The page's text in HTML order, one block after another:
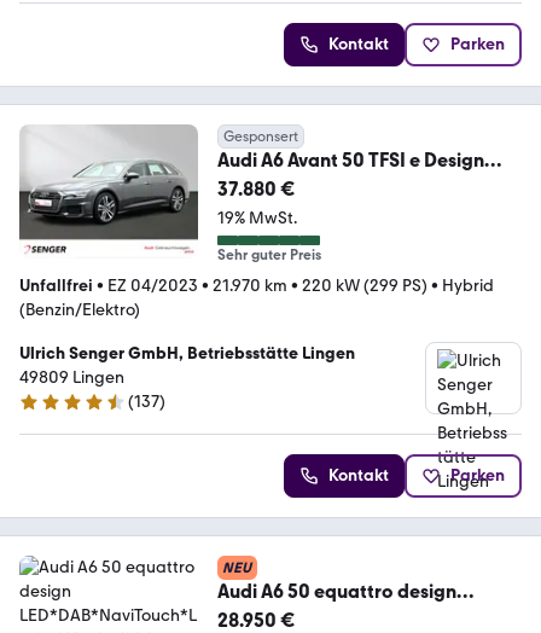
Kontakt Parken
Gesponsert
Audi A6 Avant 50 TFSI e Design
quattro S tronic B&O
37.880 €
19% MwSt.
Sehr guter Preis
Unfallfrei • EZ 04/2023 • 21.970 km • 220 kW (299 PS) • Hybrid
(Benzin/Elektro)
Ulrich Senger GmbH, Betriebsstätte Lingen
49809 Lingen
4.7 Sterne
(137)
Kontakt Parken
NEU
Audi A6 50 equattro design
LED*DAB*NaviTouch*Leder*18
28.950 €